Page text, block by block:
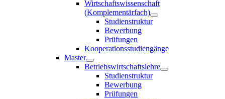
Wirtschaftswissenschaft
(Komplementärfach)
Studienstruktur
Bewerbung
Prüfungen
Kooperationsstudiengänge
Master
Betriebswirtschaftslehre
Studienstruktur
Bewerbung
Prüfungen